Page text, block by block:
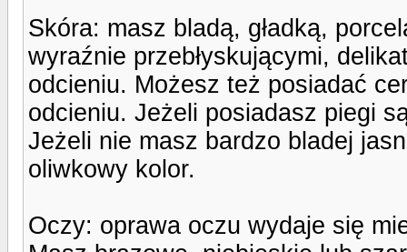
Skóra: masz bladą, gładką,
wyraźnie przebłyskującymi,
odcieniu. Możesz też posiadać
odcieniu. Jeżeli posiadasz piegi
Jeżeli nie masz bardzo bladej
oliwkowy kolor.
Oczy: oprawa oczu wydaje się